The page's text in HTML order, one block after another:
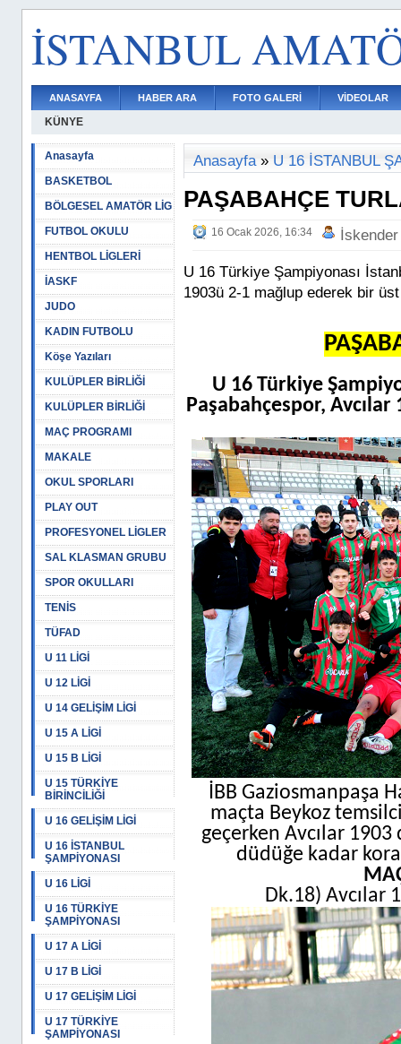
İSTANBUL
ANASAYFA HABER ARA FOTO GALERİ VİDEOLAR
KÜNYE
Anasayfa
BASKETBOL
BÖLGESEL AMATÖR LİG
FUTBOL OKULU
HENTBOL LİGLERİ
İASKF
JUDO
KADIN FUTBOLU
Köşe Yazıları
KULÜPLER BİRLİĞİ
KULÜPLER BİRLİĞİ
MAÇ PROGRAMI
MAKALE
OKUL SPORLARI
PLAY OUT
PROFESYONEL LİGLER
SAL KLASMAN GRUBU
SPOR OKULLARI
TENİS
TÜFAD
U 11 LİGİ
U 12 LİGİ
U 14 GELİŞİM LİGİ
U 15 A LİGİ
U 15 B LİGİ
U 15 TÜRKİYE
BİRİNCİLİĞİ
U 16 GELİŞİM LİGİ
U 16 İSTANBUL
ŞAMPİYONASI
U 16 LİGİ
U 16 TÜRKİYE
ŞAMPİYONASI
U 17 A LİGİ
U 17 B LİGİ
U 17 GELİŞİM LİGİ
U 17 TÜRKİYE
ŞAMPİYONASI
Anasayfa» U 16 İSTANBUL
PAŞABAHÇE
16 Ocak 2026, 16:34
U 16 Türkiye Şampiyonası
1903ü 2-1 mağlup ederek bir
U 16 Türkiye
Paşabahçespor,
İBB Gaziosmanpaşa
maçta Beykoz
geçerken Avcılar
düdüğe kadar
Dk.18) Avcılar